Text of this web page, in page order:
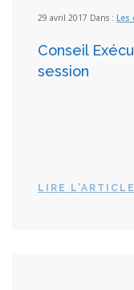
29 avril 2017 Dans : Les
Conseil
session
LIRE L'ARTICLE